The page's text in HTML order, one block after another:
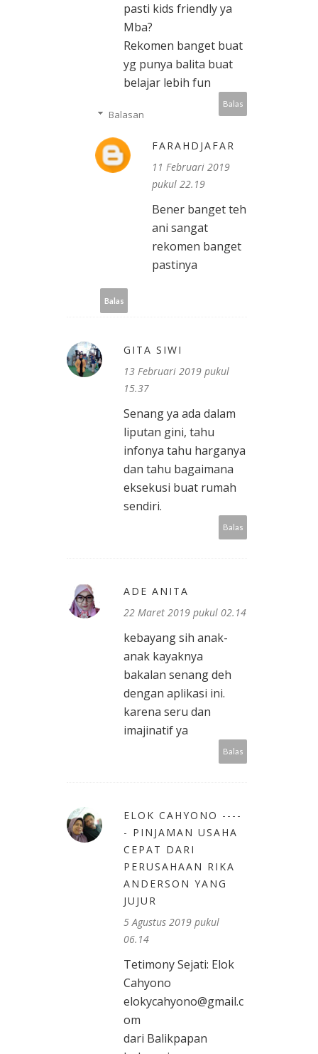
pasti kids friendly ya
Mba?
Rekomen banget buat
yg punya balita buat
belajar lebih fun
Balas
Balasan
FARAHDJAFAR
11 Februari 2019
pukul 22.19
Bener banget teh
ani sangat
rekomen banget
pastinya
Balas
GITA SIWI
13 Februari 2019 pukul
15.37
Senang ya ada dalam
liputan gini, tahu
infonya tahu harganya
dan tahu bagaimana
eksekusi buat rumah
sendiri.
Balas
ADE ANITA
22 Maret 2019 pukul 02.14
kebayang sih anak-
anak kayaknya
bakalan senang deh
dengan aplikasi ini.
karena seru dan
imajinatif ya
Balas
ELOK CAHYONO ----
- PINJAMAN USAHA
CEPAT DARI
PERUSAHAAN RIKA
ANDERSON YANG
JUJUR
5 Agustus 2019 pukul
06.14
Tetimony Sejati: Elok
Cahyono
elokycahyono@gmail.c
om
dari Balikpapan